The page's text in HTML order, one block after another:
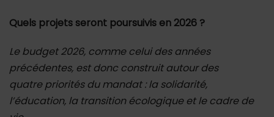
Quels projets seront poursuivis en 2026 ?
Le budget 2026, comme celui des années
précédentes, est donc construit autour des
quatre priorités du mandat : la solidarité,
l’éducation, la transition écologique et le cadre de